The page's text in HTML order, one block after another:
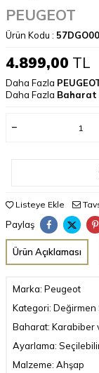
PEUGEOT
Ürün Kodu :
4.899,00 TL
Daha Fazla
Daha Fazla Baharat
Listeye Ekle
Paylaş
Ürün Açıklaması
Marka: Peugeot
Kategori: Değirmen
Baharat: Karabiber
Ayarlama:
Malzeme: Ahşap